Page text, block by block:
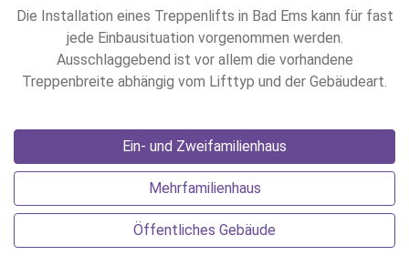
Die Installation eines Treppenlifts in Bad Ems kann für fast
jede Einbausituation vorgenommen werden.
Ausschlaggebend ist vor allem die vorhandene
Treppenbreite abhängig vom Lifttyp und der Gebäudeart.
Ein- und Zweifamilienhaus
Mehrfamilienhaus
Öffentliches Gebäude